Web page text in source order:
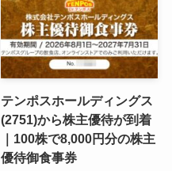
テンポスホールディングス
(2751)から株主優待が到着
｜100株で8,000円分の株主
優待御食事券